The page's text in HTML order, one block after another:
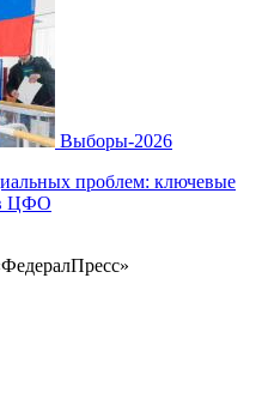
Выборы-2026
проблем: ключевые
в ЦФО